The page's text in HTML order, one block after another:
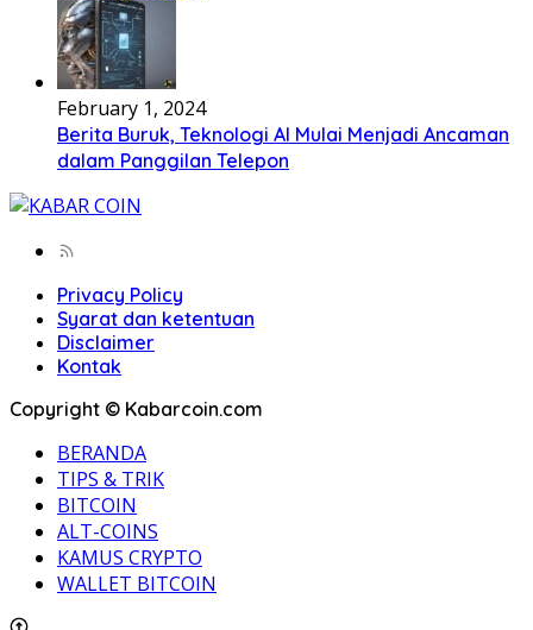
February 1, 2024
Berita Buruk, Teknologi AI Mulai Menjadi Ancaman
dalam Panggilan Telepon
Privacy Policy
Syarat dan ketentuan
Disclaimer
Kontak
Copyright © Kabarcoin.com
BERANDA
TIPS & TRIK
BITCOIN
ALT-COINS
KAMUS CRYPTO
WALLET BITCOIN